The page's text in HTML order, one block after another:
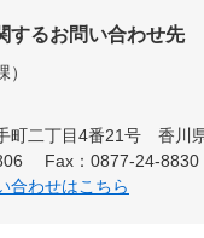
するお問い合わせ先
町二丁目4番21号 香川
Fax：0877-24-8830
合わせはこちら